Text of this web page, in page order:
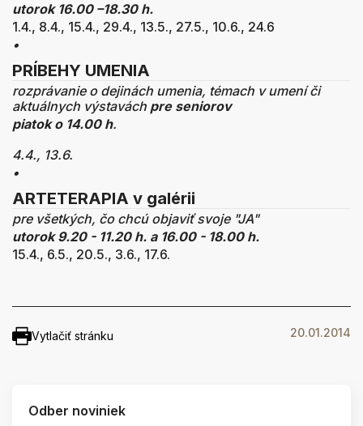
utorok 16.00 –18.30 h.
1.4., 8.4., 15.4., 29.4., 13.5., 27.5., 10.6., 24.6
•
PRÍBEHY UMENIA
rozprávanie o dejinách umenia, témach v umení či
aktuálnych výstavách pre seniorov
piatok o 14.00 h.
4.4., 13.6.
•
ARTETERAPIA v galérii
pre všetkých, čo chcú objaviť svoje "JA"
utorok 9.20 - 11.20 h. a 16.00 - 18.00 h.
15.4., 6.5., 20.5., 3.6., 17.6.
Vytlačiť stránku 20.01.2014
Odber noviniek